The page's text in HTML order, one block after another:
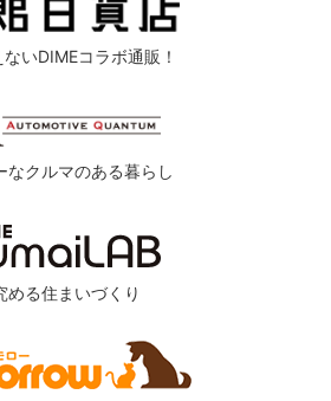
いDIMEコラボ通販！
なクルマのある暮らし
める住まいづくり